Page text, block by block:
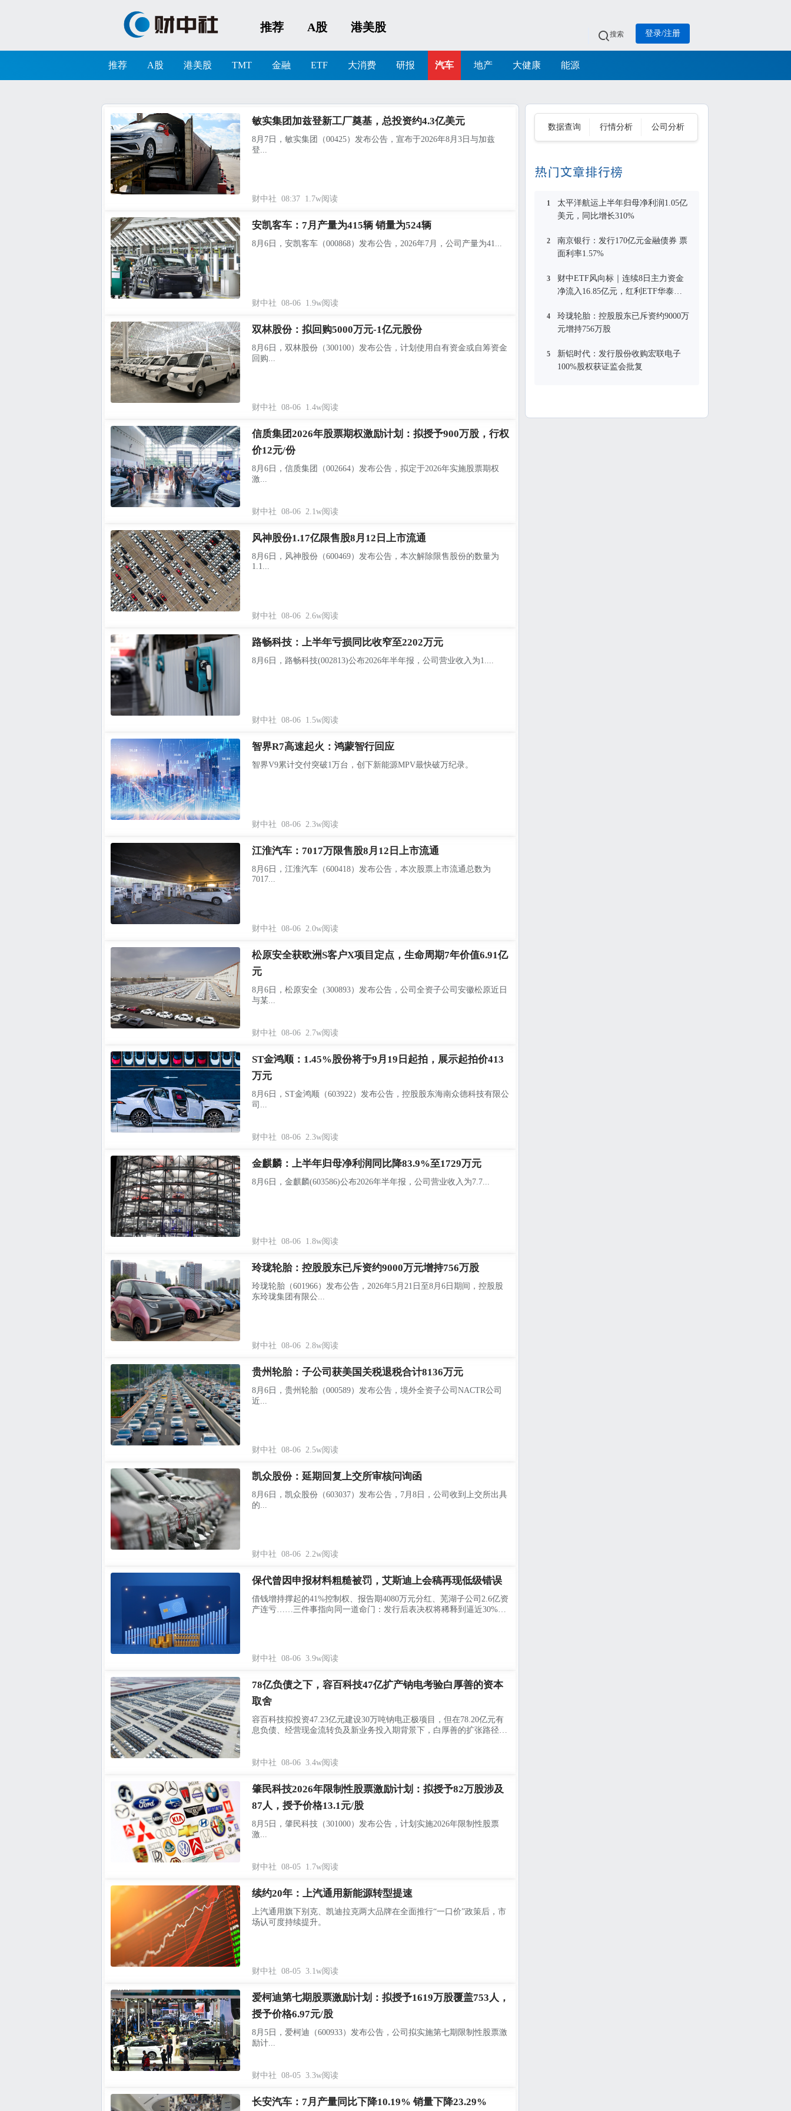
推荐 A股 港美股
搜索 登录/注册
推荐 A股 港美股 TMT 金融 ETF 大消费 研报 汽车 地产 大健康 能源
数据查询 行情分析 公司分析
1
太平洋航运上半年归母净利润1.05亿
美元，同比增长310%
2
南京银行：发行170亿元金融债券 票
面利率1.57%
3
财中ETF风向标｜连续8日主力资金
净流入16.85亿元，红利ETF华泰柏
4
玲珑轮胎：控股股东已斥资约9000万
元增持756万股
5
新铝时代：发行股份收购宏联电子
100%股权获证监会批复
敏实集团加兹登新工厂奠基，总投资约4.3亿美元
8月7日，敏实集团（00425）发布公告，宣布于2026年8月3日与加兹
登...
财中社 08:37 1.7w阅读
安凯客车：7月产量为415辆 销量为524辆
8月6日，安凯客车（000868）发布公告，2026年7月，公司产量为41...
财中社 08-06 1.9w阅读
双林股份：拟回购5000万元-1亿元股份
8月6日，双林股份（300100）发布公告，计划使用自有资金或自筹资金
回购...
财中社 08-06 1.4w阅读
信质集团2026年股票期权激励计划：拟授予900万股，行权
价12元/份
8月6日，信质集团（002664）发布公告，拟定于2026年实施股票期权
激...
财中社 08-06 2.1w阅读
风神股份1.17亿限售股8月12日上市流通
8月6日，风神股份（600469）发布公告，本次解除限售股份的数量为
1.1...
财中社 08-06 2.6w阅读
路畅科技：上半年亏损同比收窄至2202万元
8月6日，路畅科技(002813)公布2026年半年报，公司营业收入为1....
财中社 08-06 1.5w阅读
智界R7高速起火：鸿蒙智行回应
智界V9累计交付突破1万台，创下新能源MPV最快破万纪录。
财中社 08-06 2.3w阅读
江淮汽车：7017万限售股8月12日上市流通
8月6日，江淮汽车（600418）发布公告，本次股票上市流通总数为
7017...
财中社 08-06 2.0w阅读
松原安全获欧洲S客户X项目定点，生命周期7年价值6.91亿
元
8月6日，松原安全（300893）发布公告，公司全资子公司安徽松原近日
与某...
财中社 08-06 2.7w阅读
ST金鸿顺：1.45%股份将于9月19日起拍，展示起拍价413
万元
8月6日，ST金鸿顺（603922）发布公告，控股股东海南众德科技有限公
司...
财中社 08-06 2.3w阅读
金麒麟：上半年归母净利润同比降83.9%至1729万元
8月6日，金麒麟(603586)公布2026年半年报，公司营业收入为7.7...
财中社 08-06 1.8w阅读
玲珑轮胎：控股股东已斥资约9000万元增持756万股
玲珑轮胎（601966）发布公告，2026年5月21日至8月6日期间，控股股
东玲珑集团有限公...
财中社 08-06 2.8w阅读
贵州轮胎：子公司获美国关税退税合计8136万元
8月6日，贵州轮胎（000589）发布公告，境外全资子公司NACTR公司
近...
财中社 08-06 2.5w阅读
凯众股份：延期回复上交所审核问询函
8月6日，凯众股份（603037）发布公告，7月8日，公司收到上交所出具
的...
财中社 08-06 2.2w阅读
保代曾因申报材料粗糙被罚，艾斯迪上会稿再现低级错误
借钱增持撑起的41%控制权、报告期4080万元分红、芜湖子公司2.6亿资
产连亏……三件事指向同一道命门：发行后表决权将稀释到逼近30%的
财中社 08-06 3.9w阅读
78亿负债之下，容百科技47亿扩产钠电考验白厚善的资本
取舍
容百科技拟投资47.23亿元建设30万吨钠电正极项目，但在78.20亿元有
息负债、经营现金流转负及新业务投入期背景下，白厚善的扩张路径面
财中社 08-06 3.4w阅读
肇民科技2026年限制性股票激励计划：拟授予82万股涉及
87人，授予价格13.1元/股
8月5日，肇民科技（301000）发布公告，计划实施2026年限制性股票
激...
财中社 08-05 1.7w阅读
续约20年：上汽通用新能源转型提速
上汽通用旗下别克、凯迪拉克两大品牌在全面推行“一口价”政策后，市
场认可度持续提升。
财中社 08-05 3.1w阅读
爱柯迪第七期股票激励计划：拟授予1619万股覆盖753人，
授予价格6.97元/股
8月5日，爱柯迪（600933）发布公告，公司拟实施第七期限制性股票激
励计...
财中社 08-05 3.3w阅读
长安汽车：7月产量同比下降10.19% 销量下降23.29%